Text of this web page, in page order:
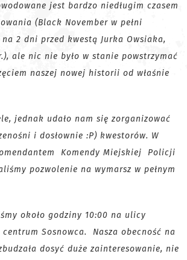
jest bardzo niedługim czasem
(Black November w pełni
2 dni przed kwestą Jurka Owsiaka,
ale nic nie było w stanie powstrzymać
naszej nowej historii od właśnie
jednak udało nam się zorganizować
i dosłownie :P) kwestorów. W
Komendy Miejskiej Policji
pozwolenie na wymarsz w pełnym
około godziny 10:00 na ulicy
Sosnowca. Nasza obecność na
dosyć duże zainteresowanie, nie